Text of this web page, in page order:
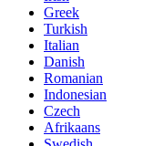
Greek
Turkish
Italian
Danish
Romanian
Indonesian
Czech
Afrikaans